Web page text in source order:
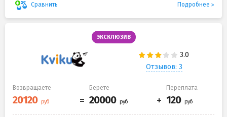
Сравнить Подробнее
ЭКСКЛЮЗИВ
Отзывов: 3
Возвращаете Берете Переплата